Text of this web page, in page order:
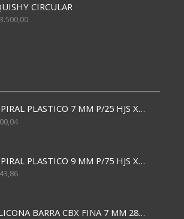
CIRCULAR
ESPIRAL PLASTICO 7 MM P/25 HJS X50x3000
ESPIRAL PLASTICO 9 MM P/75 HJS X50X2400
SILICONA BARRA CBX FINA 7 MM 28 CM